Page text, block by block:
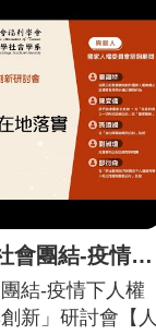
利典範與創新」研討會【人權論壇】
結-疫情下人權
新」研討會【人